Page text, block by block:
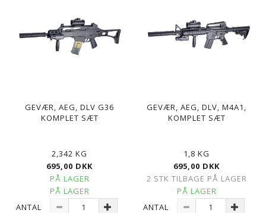
GEVÆR, AEG, DLV G36
KOMPLET SÆT
2,342 KG
695,00 DKK
PÅ LAGER
PÅ LAGER
ANTAL
GEVÆR, AEG, DLV, M4A1,
KOMPLET SÆT
1,8 KG
695,00 DKK
2 STK TILBAGE PÅ LAGER
PÅ LAGER
ANTAL